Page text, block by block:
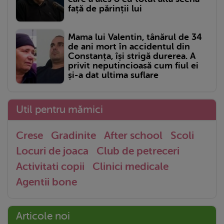
față de părinții lui
Mama lui Valentin, tânărul de 34
de ani mort în accidentul din
Constanța, își strigă durerea. A
privit neputincioasă cum fiul ei
și-a dat ultima suflare
Util pentru mămici
Crese Gradinite After school
Scoli
Locuri de joaca
Club de petreceri
Activitati copii
Clinici medicale
Agentii bone
Articole noi